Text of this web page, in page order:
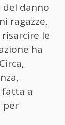
del danno
ragazze,
le
ha
fatta a
per